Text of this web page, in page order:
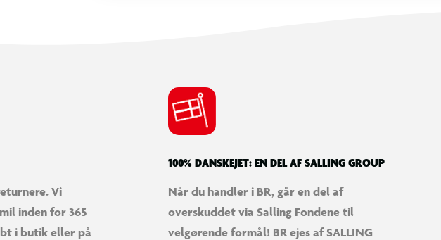
Vi
inden for 365
i butik eller på
100% DANSKEJET: EN DEL AF SALLING GROUP
Når du handler i BR, går en del af
overskuddet via Salling Fondene til
velgørende formål! BR ejes af SALLING